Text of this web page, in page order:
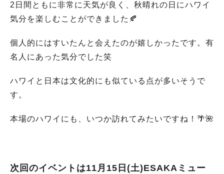
2日間ともに非常に天気が良く、秋晴れの日にハワイ
気分を楽しむことができました🍂
個人的にはすいたんと会えたのが嬉しかったです。有
名人にあった気分でした笑
ハワイと日本は文化的にも似ている点が多いそうで
す。
本場のハワイにも、いつか訪れてみたいですね！🌴🌺
次回のイベントは11月15日(土)ESAKAミュー